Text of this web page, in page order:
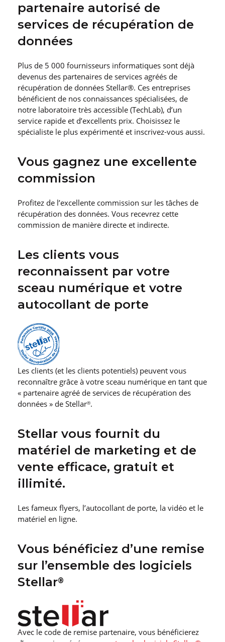
partenaire autorisé de
services de récupération de
données
Plus de 5 000 fournisseurs informatiques sont déjà
devenus des partenaires de services agréés de
récupération de données Stellar®. Ces entreprises
bénéficient de nos connaissances spécialisées, de
notre laboratoire très accessible (TechLab), d’un
service rapide et d’excellents prix. Choisissez le
spécialiste le plus expérimenté et inscrivez-vous aussi.
Vous gagnez une excellente
commission
Profitez de l’excellente commission sur les tâches de
récupération des données. Vous recevrez cette
commission de manière directe et indirecte.
Les clients vous
reconnaissent par votre
sceau numérique et votre
autocollant de porte
Les clients (et les clients potentiels) peuvent vous
reconnaître grâce à votre sceau numérique en tant que
« partenaire agréé de services de récupération des
données » de Stellar®.
Stellar vous fournit du
matériel de marketing et de
vente efficace, gratuit et
illimité.
Les fameux flyers, l’autocollant de porte, la vidéo et le
matériel en ligne.
Vous bénéficiez d’une remise
sur l’ensemble des logiciels
Stellar®
Avec le code de remise partenaire, vous bénéficierez